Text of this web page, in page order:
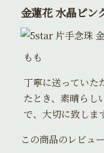
金蓮花 水晶ピン
片手念珠
もも
丁寧に送っていた
たとき、素晴らし
で、大切に致しま
この商品のレビュ